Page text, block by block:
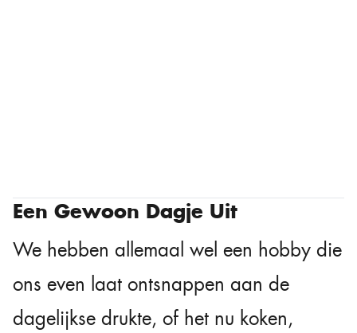
Een Gewoon Dagje Uit
We hebben allemaal wel een hobby die
ons even laat ontsnappen aan de
dagelijkse drukte, of het nu koken,